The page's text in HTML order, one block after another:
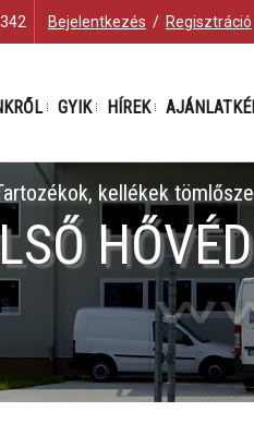
Bejelentkezés / Regisztráció
GYIK HÍREK
kellékek